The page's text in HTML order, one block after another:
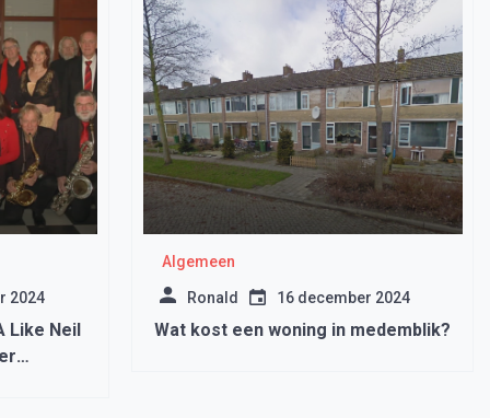
2024
Like Neil
Algemeen
Ronald 16 december 2024
Wat kost een woning in medemblik?